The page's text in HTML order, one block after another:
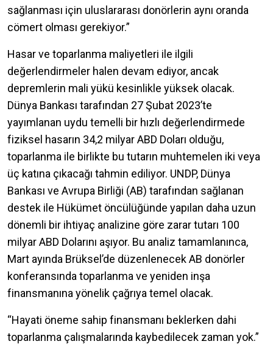
sağlanması için uluslararası donörlerin aynı oranda
cömert olması gerekiyor.”
Hasar ve toparlanma maliyetleri ile ilgili
değerlendirmeler halen devam ediyor, ancak
depremlerin mali yükü kesinlikle yüksek olacak.
Dünya Bankası tarafından 27 Şubat 2023’te
yayımlanan uydu temelli bir hızlı değerlendirmede
fiziksel hasarın 34,2 milyar ABD Doları olduğu,
toparlanma ile birlikte bu tutarın muhtemelen iki veya
üç katına çıkacağı tahmin ediliyor. UNDP, Dünya
Bankası ve Avrupa Birliği (AB) tarafından sağlanan
destek ile Hükümet öncülüğünde yapılan daha uzun
dönemli bir ihtiyaç analizine göre zarar tutarı 100
milyar ABD Dolarını aşıyor. Bu analiz tamamlanınca,
Mart ayında Brüksel’de düzenlenecek AB donörler
konferansında toparlanma ve yeniden inşa
finansmanına yönelik çağrıya temel olacak.
“Hayati öneme sahip finansmanı beklerken dahi
toparlanma çalışmalarında kaybedilecek zaman yok.”